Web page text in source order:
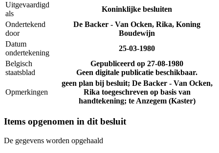
Uitgevaardigd
als
Koninklijke besluiten
Ondertekend
door
De Backer - Van Ocken, Rika, Koning
Boudewijn
Datum
ondertekening
25-03-1980
Belgisch
staatsblad
Gepubliceerd op 27-08-1980
Geen digitale publicatie beschikbaar.
Opmerkingen
geen plan bij besluit; De Backer - Van Ocken,
Rika toegeschreven op basis van
handtekening; te Anzegem (Kaster)
Items opgenomen in dit besluit
De gegevens worden opgehaald